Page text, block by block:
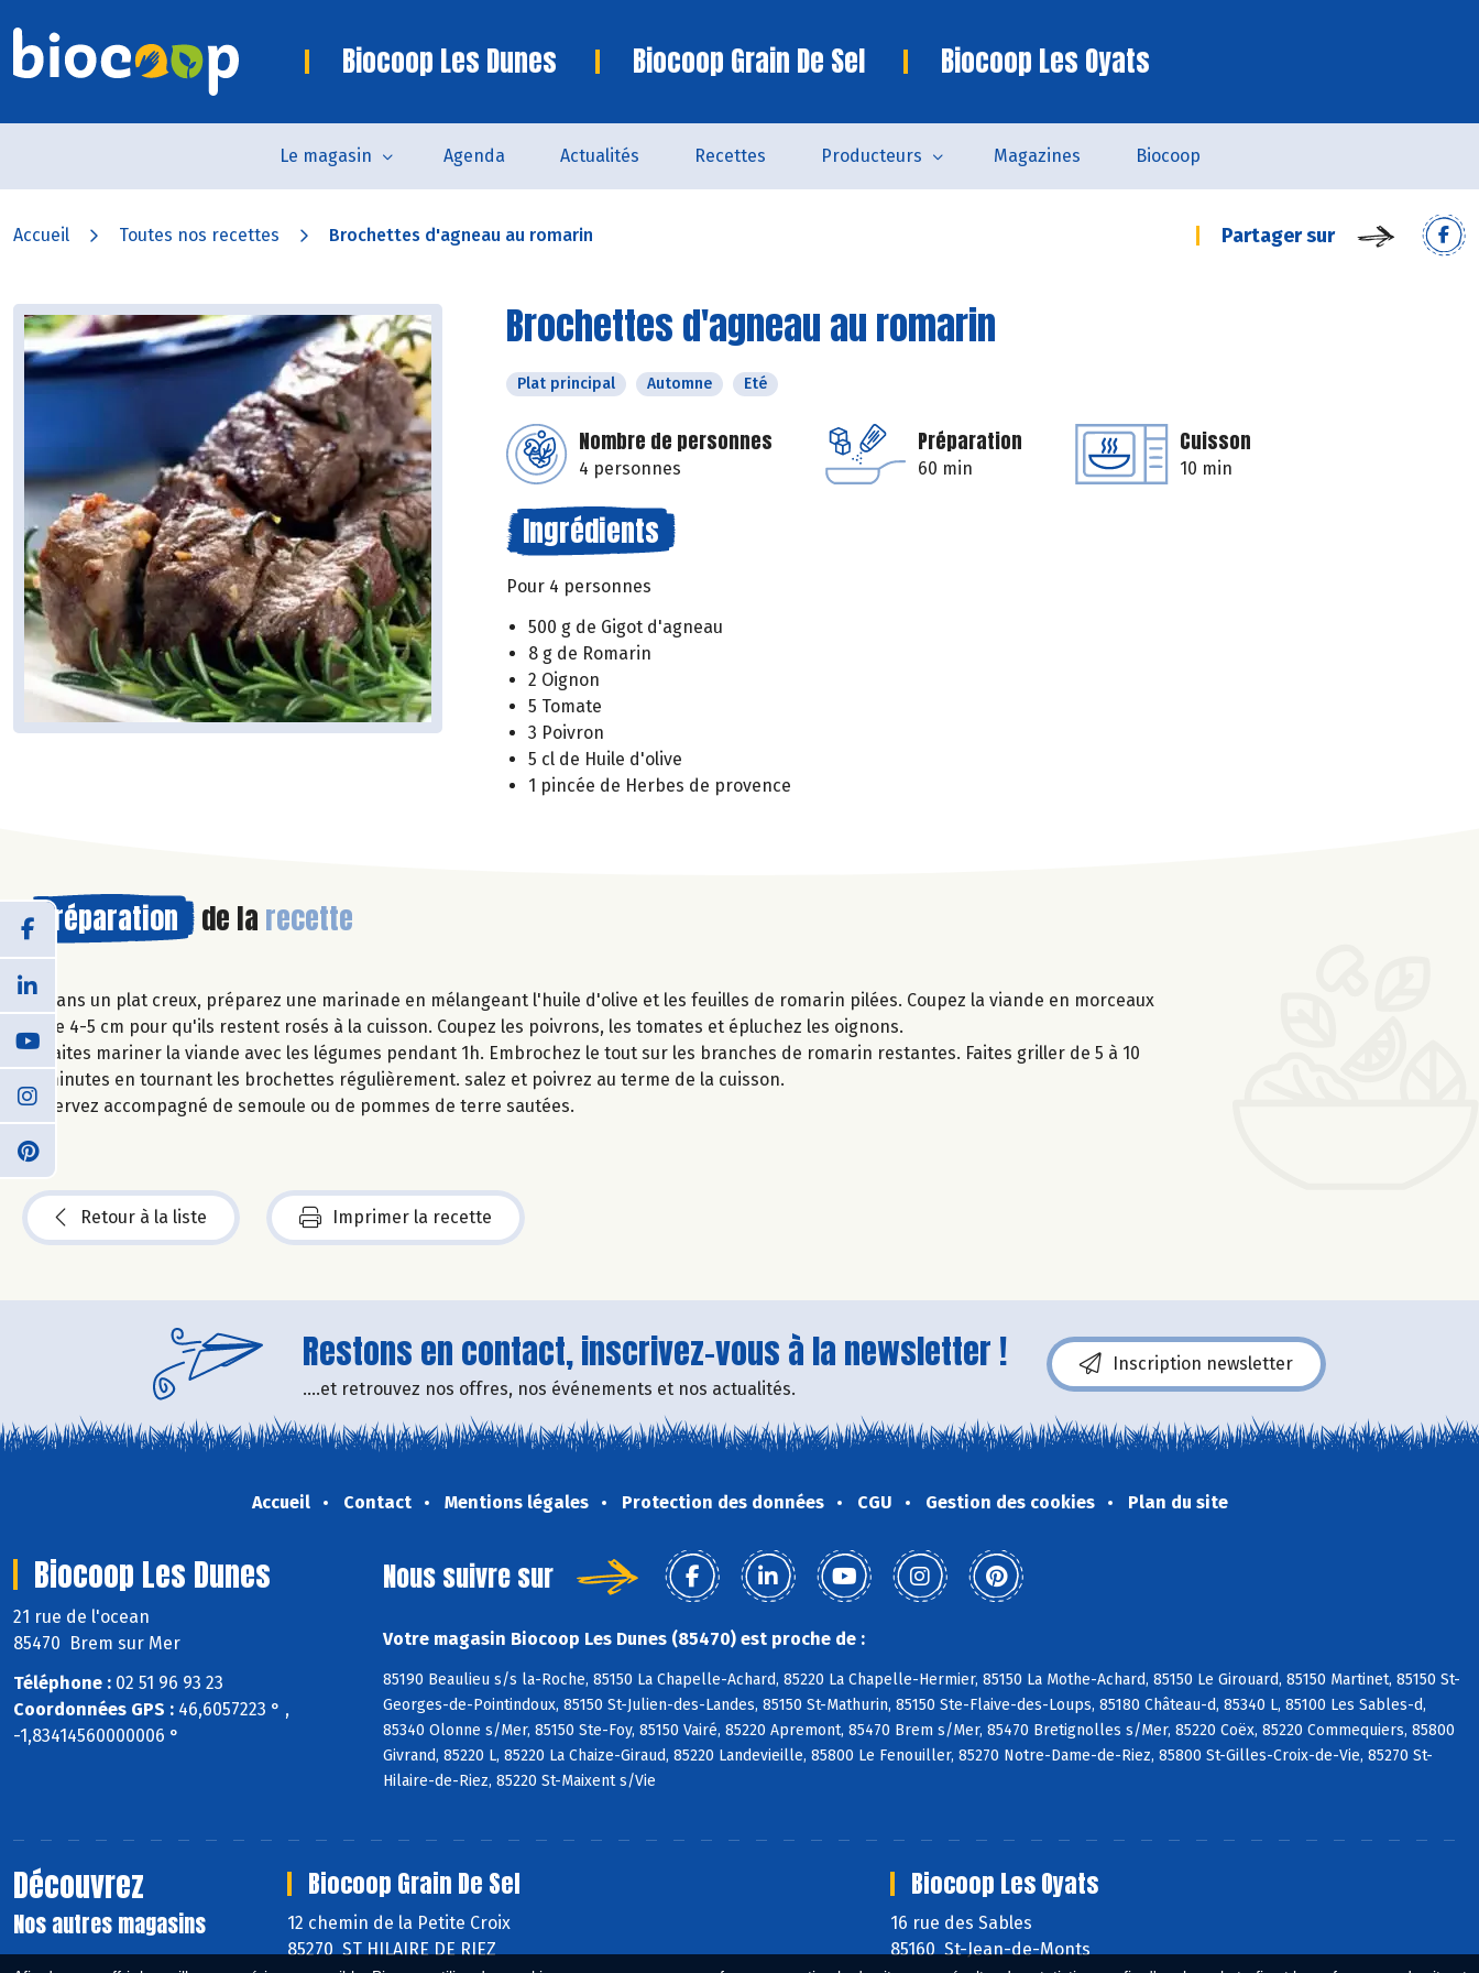
Biocoop Les Dunes Biocoop Grain De Sel Biocoop Les Oyats
Le magasin Agenda Actualités Recettes Producteurs Magazines Biocoop
Accueil Toutes nos recettes Brochettes d'agneau au romarin Partager sur
Brochettes d'agneau au romarin
Plat principal Automne Eté
Nombre de personnes
4 personnes
Préparation
60 min
Cuisson
10 min
Ingrédients
Pour 4 personnes
500 g de Gigot d'agneau
8 g de Romarin
2 Oignon
5 Tomate
3 Poivron
5 cl de Huile d'olive
1 pincée de Herbes de provence
Préparation de la recette
Dans un plat creux, préparez une marinade en mélangeant l'huile d'olive et les feuilles de romarin pilées. Coupez la viande en morceaux
de 4-5 cm pour qu'ils restent rosés à la cuisson. Coupez les poivrons, les tomates et épluchez les oignons.
Faites mariner la viande avec les légumes pendant 1h. Embrochez le tout sur les branches de romarin restantes. Faites griller de 5 à 10
minutes en tournant les brochettes régulièrement. salez et poivrez au terme de la cuisson.
Servez accompagné de semoule ou de pommes de terre sautées.
Retour à la liste Imprimer la recette
Restons en contact, inscrivez-vous à la newsletter !
....et retrouvez nos offres, nos événements et nos actualités.
Inscription newsletter
Accueil Contact Mentions légales Protection des données CGU Gestion des cookies Plan du site
Biocoop Les Dunes
21 rue de l'ocean
85470 Brem sur Mer
Téléphone : 02 51 96 93 23
Coordonnées GPS : 46,6057223 ° ,
-1,83414560000006 °
Nous suivre sur
Votre magasin Biocoop Les Dunes (85470) est proche de :
85190 Beaulieu s/s la-Roche, 85150 La Chapelle-Achard, 85220 La Chapelle-Hermier, 85150 La Mothe-Achard, 85150 Le Girouard, 85150 Martinet, 85150 St-
Georges-de-Pointindoux, 85150 St-Julien-des-Landes, 85150 St-Mathurin, 85150 Ste-Flaive-des-Loups, 85180 Château-d, 85340 L, 85100 Les Sables-d,
85340 Olonne s/Mer, 85150 Ste-Foy, 85150 Vairé, 85220 Apremont, 85470 Brem s/Mer, 85470 Bretignolles s/Mer, 85220 Coëx, 85220 Commequiers, 85800
Givrand, 85220 L, 85220 La Chaize-Giraud, 85220 Landevieille, 85800 Le Fenouiller, 85270 Notre-Dame-de-Riez, 85800 St-Gilles-Croix-de-Vie, 85270 St-
Hilaire-de-Riez, 85220 St-Maixent s/Vie
Découvrez
Nos autres magasins
Biocoop Grain De Sel
12 chemin de la Petite Croix
85270 ST HILAIRE DE RIEZ
Biocoop Les Oyats
16 rue des Sables
85160 St-Jean-de-Monts